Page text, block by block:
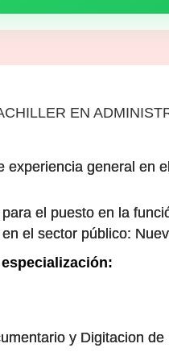
EN
experiencia general en
el puesto en la
el sector público:
y Digitacion de